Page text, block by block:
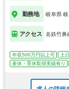
勤務地 岐阜県
アクセス 名鉄竹鼻
年収500万円以上可 土
産休・育休取得実績有り